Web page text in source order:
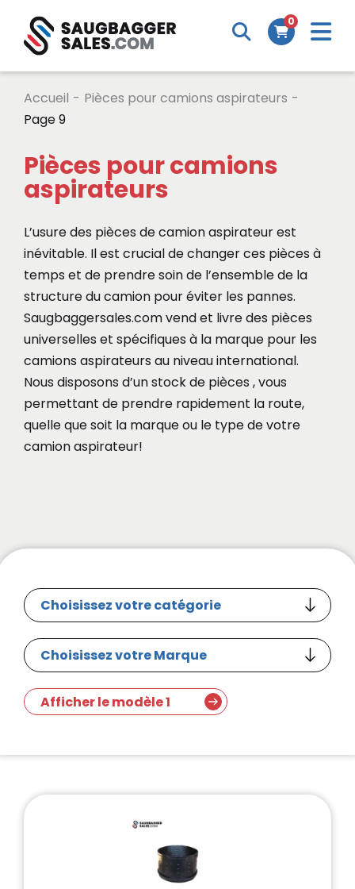
Search
0
Cart
Accueil - Pièces pour camions aspirateurs -
Page 9
Pièces pour camions
aspirateurs
L’usure des pièces de camion aspirateur est
inévitable. Il est crucial de changer ces pièces à
temps et de prendre soin de l’ensemble de la
structure du camion pour éviter les pannes.
Saugbaggersales.com vend et livre des pièces
universelles et spécifiques à la marque pour les
camions aspirateurs au niveau international.
Nous disposons d’un stock de pièces , vous
permettant de prendre rapidement la route,
quelle que soit la marque ou le type de votre
camion aspirateur!
Afficher le modèle 1